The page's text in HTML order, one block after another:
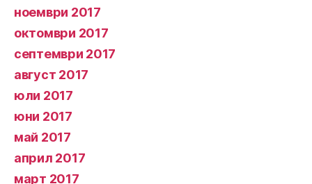
ноември 2017
октомври 2017
септември 2017
август 2017
юли 2017
юни 2017
май 2017
април 2017
март 2017